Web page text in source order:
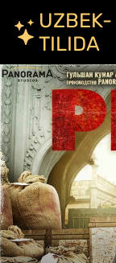
UZBEK-
TILIDA